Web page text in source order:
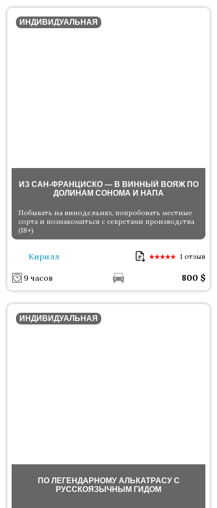
ИНДИВИДУАЛЬНАЯ
ИЗ САН-ФРАНЦИСКО — В ВИННЫЙ ВОЯЖ ПО
ДОЛИНАМ СОНОМА И НАПА
Побывать на винодельнях, попробовать местные
сорта и познакомиться с секретами производства
(18+)
Кирилл 1 отзыв
9 часов 800 $
ИНДИВИДУАЛЬНАЯ
ПО ЛЕГЕНДАРНОМУ АЛЬКАТРАСУ С
РУССКОЯЗЫЧНЫМ ГИДОМ